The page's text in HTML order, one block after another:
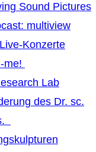
Sound Pictures
multiview
Konzerte
me!
Lab
des Dr. sc.